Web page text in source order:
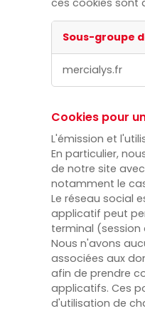
Cookies
Sous-groupe
mercialys.fr
Cookies pour
L'émission et
En particulier,
de notre site
notamment le
Le réseau social
applicatif peut
terminal
Nous n'avons
associées aux
afin de prendre
applicatifs. Ces
d'utilisation de